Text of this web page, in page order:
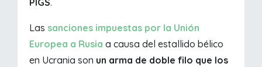
PIGS.
Las sanciones impuestas por la Unión
Europea a Rusia a causa del estallido bélico
en Ucrania son un arma de doble filo que los